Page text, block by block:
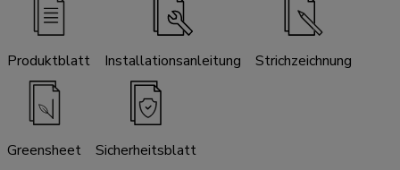
Produktblatt Installationsanleitung Strichzeichnung
Greensheet Sicherheitsblatt